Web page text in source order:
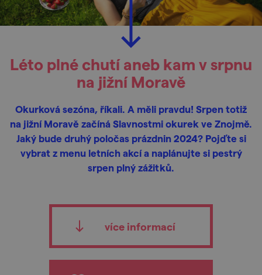
Léto plné chutí aneb kam v srpnu
na jižní Moravě
Okurková sezóna, říkali. A měli pravdu! Srpen totiž
na jižní Moravě začíná Slavnostmi okurek ve Znojmě.
Jaký bude druhý poločas prázdnin 2024? Pojďte si
vybrat z menu letních akcí a naplánujte si pestrý
srpen plný zážitků.
více informací